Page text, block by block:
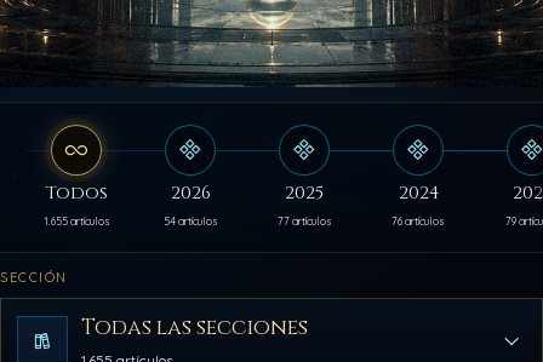
Todos
1.655 artículos
2026
54 artículos
2025
77 artículos
2024
76 artículos 79
SECCIÓN
Todas las secciones